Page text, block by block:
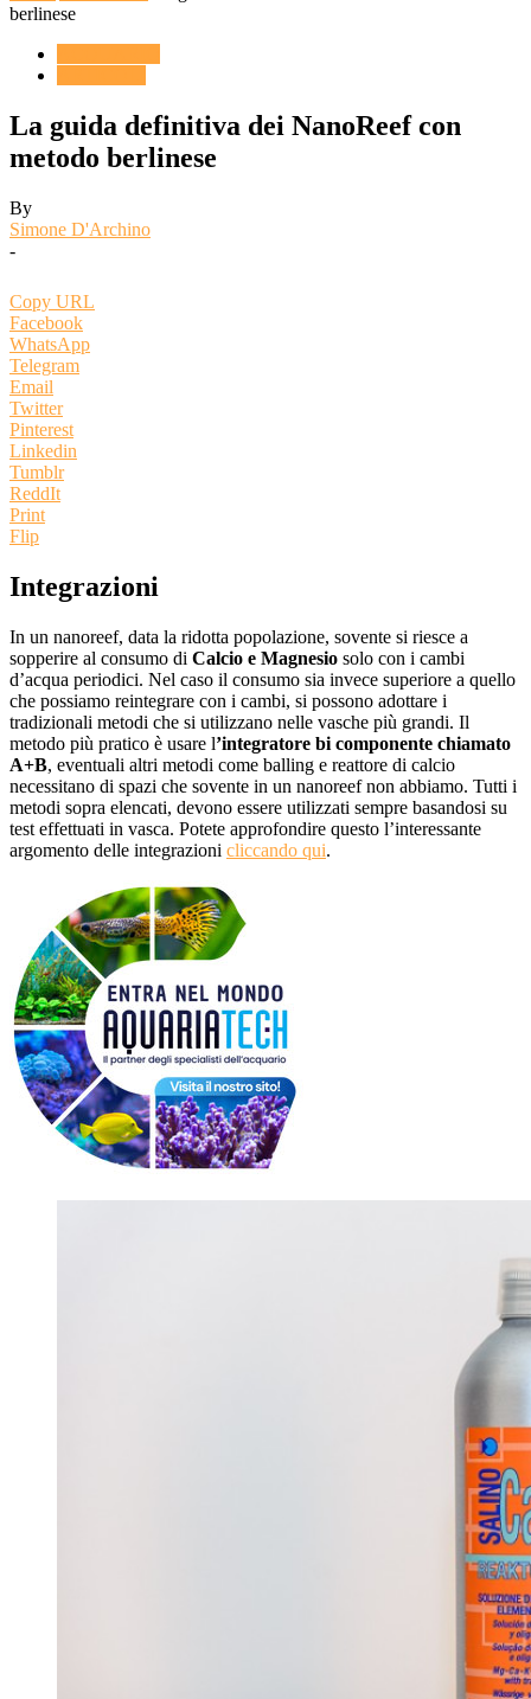
berlinese
La guida definitiva dei NanoReef con
metodo berlinese
By
Simone D'Archino
-
Copy URL
Facebook
WhatsApp
Telegram
Email
Twitter
Pinterest
Linkedin
Tumblr
ReddIt
Print
Flip
Integrazioni
In un nanoreef, data la ridotta popolazione, sovente si riesce a
sopperire al consumo di Calcio e Magnesio solo con i cambi
d’acqua periodici. Nel caso il consumo sia invece superiore a quello
che possiamo reintegrare con i cambi, si possono adottare i
tradizionali metodi che si utilizzano nelle vasche più grandi. Il
metodo più pratico è usare l’integratore bi componente chiamato
A+B, eventuali altri metodi come balling e reattore di calcio
necessitano di spazi che sovente in un nanoreef non abbiamo. Tutti i
metodi sopra elencati, devono essere utilizzati sempre basandosi su
test effettuati in vasca. Potete approfondire questo l’interessante
argomento delle integrazioni cliccando qui.